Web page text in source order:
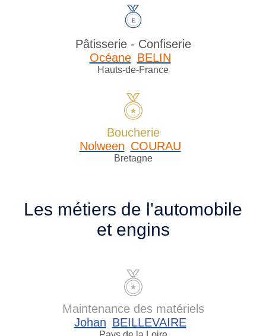
Pâtisserie - Confiserie
Océane BELIN
Hauts-de-France
Boucherie
Nolween COURAU
Bretagne
Les métiers de l'automobile
et engins
Maintenance des matériels
Johan BEILLEVAIRE